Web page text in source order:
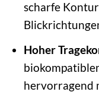
scharfe
Hoher
hervorragend